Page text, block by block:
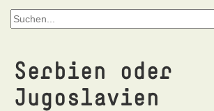
Serbien oder
Jugoslavien